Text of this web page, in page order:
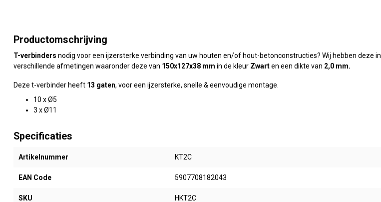
Productomschrijving
T-verbinders nodig voor een ijzersterke verbinding van uw houten en/of hout-betonconstructies? Wij hebben deze in
verschillende afmetingen waaronder deze van 150x127x38 mm in de kleur Zwarten een dikte van 2,0 mm.
Deze t-verbinder heeft 13 gaten, voor een ijzersterke, snelle & eenvoudige montage.
10 x Ø5
3 x Ø11
Specificaties
Artikelnummer KT2C
EAN Code 5907708182043
SKU HKT2C